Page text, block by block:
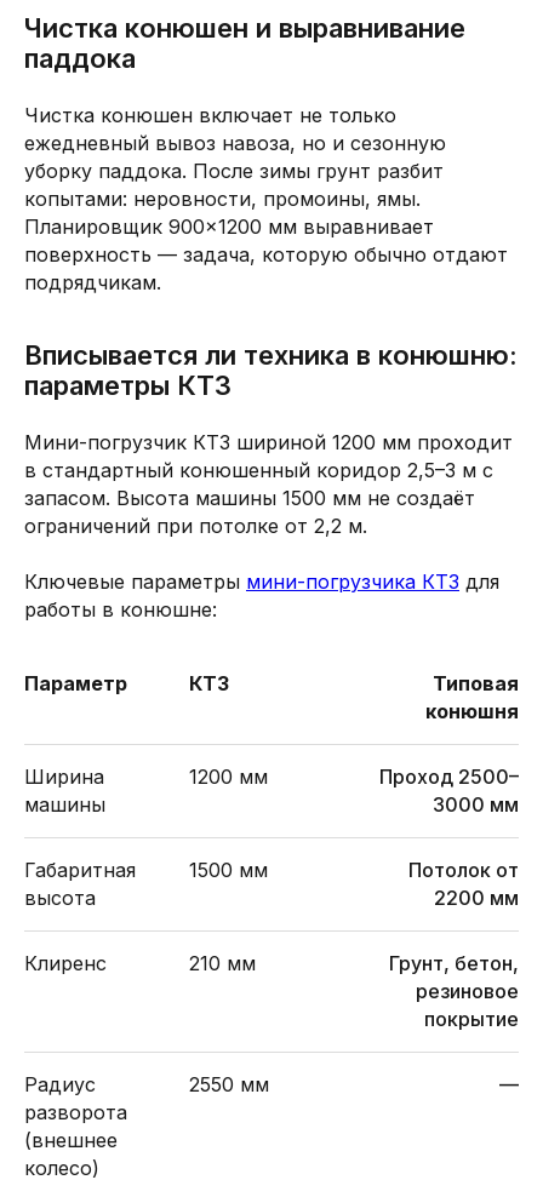
Чистка конюшен и выравнивание
паддока
Чистка конюшен включает не только
ежедневный вывоз навоза, но и сезонную
уборку паддока. После зимы грунт разбит
копытами: неровности, промоины, ямы.
Планировщик 900×1200 мм выравнивает
поверхность — задача, которую обычно отдают
подрядчикам.
Вписывается ли техника в конюшню:
параметры КТЗ
Мини-погрузчик КТЗ шириной 1200 мм проходит
в стандартный конюшенный коридор 2,5–3 м с
запасом. Высота машины 1500 мм не создаёт
ограничений при потолке от 2,2 м.
Ключевые параметры мини-погрузчика КТЗ для
работы в конюшне:
Параметр КТЗ
Типовая
конюшня
Ширина
машины
1200 мм
Проход 2500–
3000 мм
Габаритная
высота
1500 мм
Потолок от
2200 мм
Клиренс 210 мм
Грунт, бетон,
резиновое
покрытие
Радиус
разворота
(внешнее
колесо)
2550 мм —